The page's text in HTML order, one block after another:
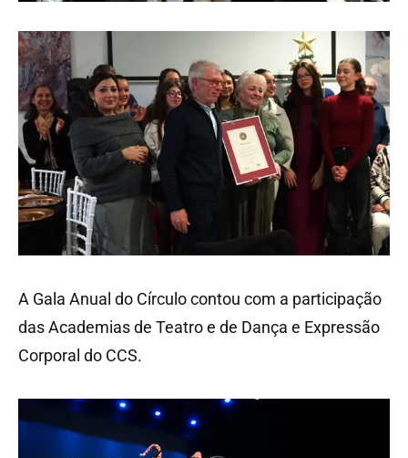
A Gala Anual do Círculo contou com a participação
das Academias de Teatro e de Dança e Expressão
Corporal do CCS.